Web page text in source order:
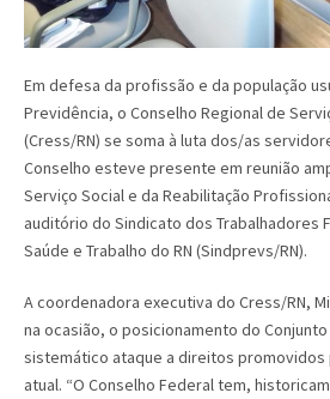
Em defesa da profissão e da população
Previdência, o Conselho Regional de
(Cress/RN) se soma à luta dos/as
Conselho esteve presente em reunião
Serviço Social e da Reabilitação
auditório do Sindicato dos Trabalhadores
Saúde e Trabalho do RN (Sindprevs/RN).
A coordenadora executiva do Cress/RN,
na ocasião, o posicionamento do Conjunto
sistemático ataque a direitos
atual. “O Conselho Federal tem,